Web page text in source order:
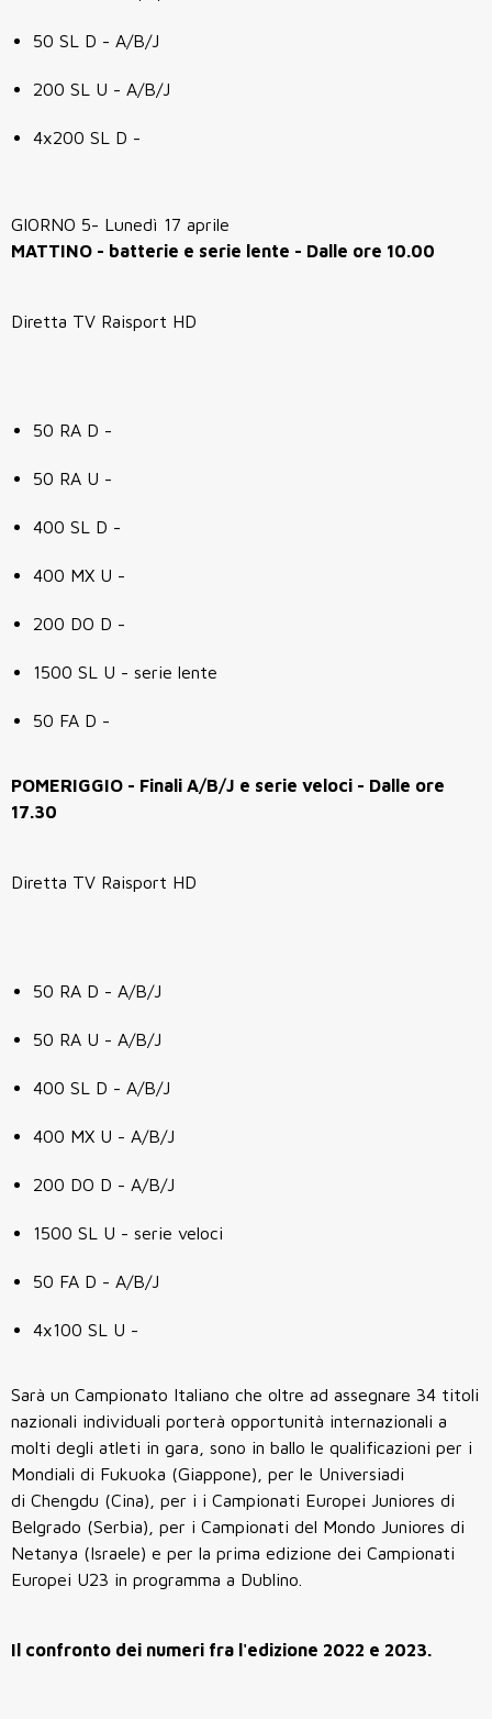
50 SL D - A/B/J
200 SL U - A/B/J
4x200 SL D -
GIORNO 5- Lunedì 17 aprile
MATTINO - batterie e serie lente - Dalle ore 10.00
Diretta TV Raisport HD
50 RA D -
50 RA U -
400 SL D -
400 MX U -
200 DO D -
1500 SL U - serie lente
50 FA D -
POMERIGGIO - Finali A/B/J e serie veloci - Dalle ore
17.30
Diretta TV Raisport HD
50 RA D - A/B/J
50 RA U - A/B/J
400 SL D - A/B/J
400 MX U - A/B/J
200 DO D - A/B/J
1500 SL U - serie veloci
50 FA D - A/B/J
4x100 SL U -
Sarà un Campionato Italiano che oltre ad assegnare 34 titoli
nazionali individuali porterà opportunità internazionali a
molti degli atleti in gara, sono in ballo le qualificazioni per i
Mondiali di Fukuoka (Giappone), per le Universiadi
di Chengdu (Cina), per i i Campionati Europei Juniores di
Belgrado (Serbia), per i Campionati del Mondo Juniores di
Netanya (Israele) e per la prima edizione dei Campionati
Europei U23 in programma a Dublino.
Il confronto dei numeri fra l'edizione 2022 e 2023.